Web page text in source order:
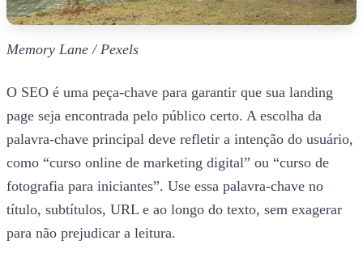
Memory Lane / Pexels
O SEO é uma peça-chave para garantir que sua landing
page seja encontrada pelo público certo. A escolha da
palavra-chave principal deve refletir a intenção do usuário,
como “curso online de marketing digital” ou “curso de
fotografia para iniciantes”. Use essa palavra-chave no
título, subtítulos, URL e ao longo do texto, sem exagerar
para não prejudicar a leitura.